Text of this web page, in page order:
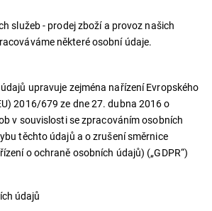
služeb - prodej zboží a provoz našich
některé osobní údaje.
upravuje zejména nařízení Evropského
2016/679 ze dne 27. dubna 2016 o
v souvislosti se zpracováním osobních
těchto údajů a o zrušení směrnice
o ochraně osobních údajů) („GDPR“)
údajů